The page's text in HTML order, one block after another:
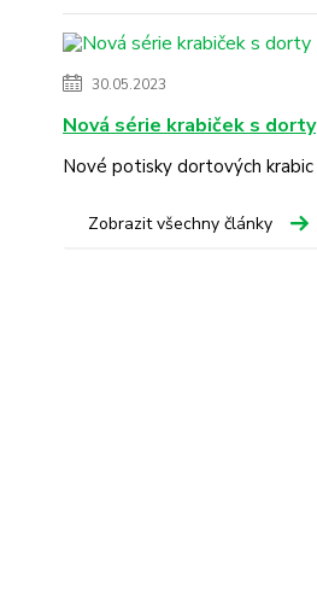
30.05.2023
Nová série krabiček s dorty
Nové potisky dortových krabic
Zobrazit všechny články